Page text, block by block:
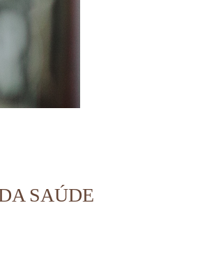
SAÚDE